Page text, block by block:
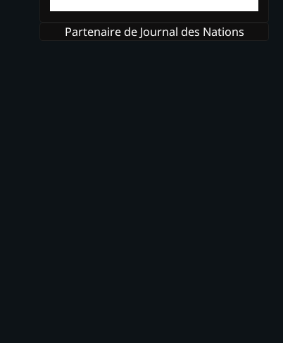
Partenaire de Journal des Nations